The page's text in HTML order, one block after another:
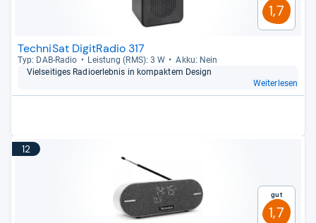
1,7
TechniSat DigitRadio 317
Typ: DAB-​Radio Leis­tung (RMS): 3 W
Akku: Nein
Viel­sei­ti­ges Radioer­leb­nis in kom­pak­tem Design
Weiterlesen
12
Gut
1,7